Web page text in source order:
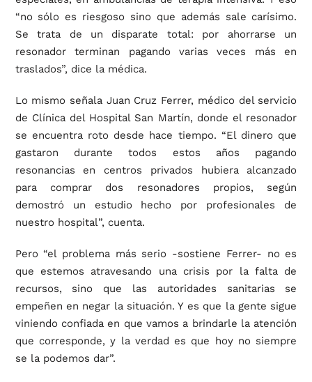
“no sólo es riesgoso sino que además sale carísimo.
Se trata de un disparate total: por ahorrarse un
resonador terminan pagando varias veces más en
traslados”, dice la médica.
Lo mismo señala Juan Cruz Ferrer, médico del servicio
de Clínica del Hospital San Martín, donde el resonador
se encuentra roto desde hace tiempo. “El dinero que
gastaron durante todos estos años pagando
resonancias en centros privados hubiera alcanzado
para comprar dos resonadores propios, según
demostró un estudio hecho por profesionales de
nuestro hospital”, cuenta.
Pero “el problema más serio -sostiene Ferrer- no es
que estemos atravesando una crisis por la falta de
recursos, sino que las autoridades sanitarias se
empeñen en negar la situación. Y es que la gente sigue
viniendo confiada en que vamos a brindarle la atención
que corresponde, y la verdad es que hoy no siempre
se la podemos dar”.